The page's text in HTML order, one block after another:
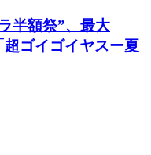
半額祭”、最大
ゴイゴイヤスー夏